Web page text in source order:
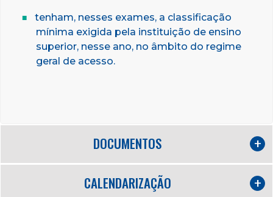
tenham, nesses exames, a classificação
mínima exigida pela instituição de ensino
superior, nesse ano, no âmbito do regime
geral de acesso.
DOCUMENTOS
CALENDARIZAÇÃO